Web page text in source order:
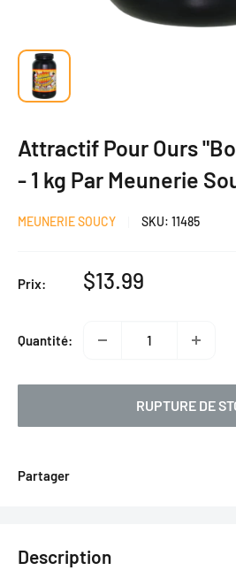
Attractif Pour Ours
- 1 kg Par Meunerie
MEUNERIE SOUCY SKU: 11485
Prix:
Prix
$13.99
Quantité:
RUPTURE DE
Partager
Description